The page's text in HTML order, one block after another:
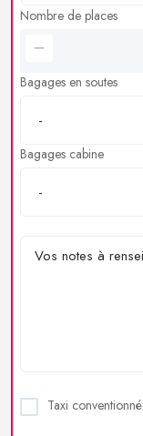
Nombre de places
Bagages en soutes
Bagages cabine
Taxi conventionné